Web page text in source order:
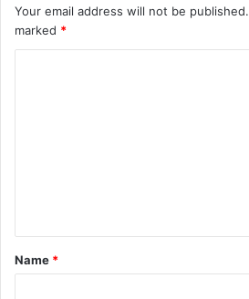
Your email address will not be published.
marked *
*
Name *